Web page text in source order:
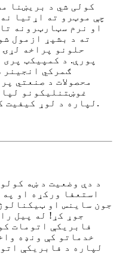
چې موټرو ته اړتیا
ته د بشپړ ازمول
پورې. د کمپیکټ
ګمرکي انجینر
محصولات د صنعتي
غوښتنلیکونو
لپاره د لوړ کیفیت کچې ته پراختیا او تولید شوي.
د دې وضعیت د ښه
جون ساینس او
جوړ کړ! له پیل
فابریکې اتومات
خدماتو کې ونډه
لپاره د فابریکې